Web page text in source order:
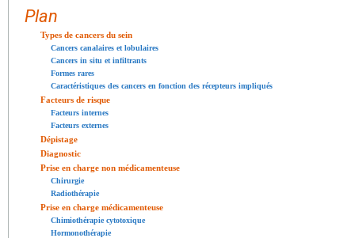
Plan
Types de cancers du sein
Cancers canalaires et lobulaires
Cancers in situ et infiltrants
Formes rares
Caractéristiques des cancers en fonction des récepteurs impliqués
Facteurs de risque
Facteurs internes
Facteurs externes
Dépistage
Diagnostic
Prise en charge non médicamenteuse
Chirurgie
Radiothérapie
Prise en charge médicamenteuse
Chimiothérapie cytotoxique
Hormonothérapie